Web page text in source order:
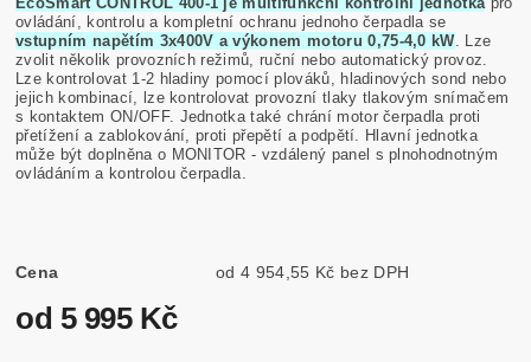
ovládání, kontrolu a kompletní ochranu jednoho čerpadla se
vstupním napětím 3x400V a výkonem motoru 0,75-4,0 kW. Lze
zvolit několik provozních režimů, ruční nebo automatický provoz.
Lze kontrolovat 1-2 hladiny pomocí plováků, hladinových sond nebo
jejich kombinací, lze kontrolovat provozní tlaky tlakovým snímačem
s kontaktem ON/OFF. Jednotka také chrání motor čerpadla proti
přetížení a zablokování, proti přepětí a podpětí. Hlavní jednotka
může být doplněna o MONITOR - vzdálený panel s plnohodnotným
ovládáním a kontrolou čerpadla.
Cena od 4 954,55 Kč bez DPH
od 5 995 Kč